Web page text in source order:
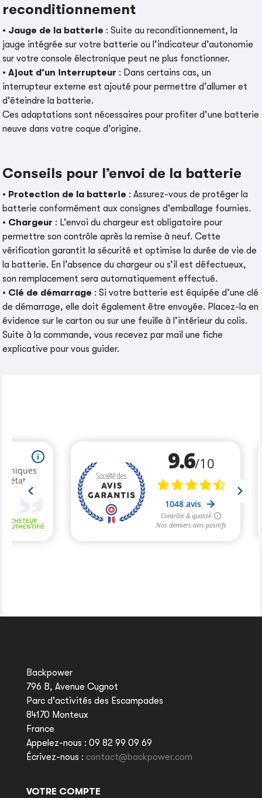
reconditionnement
• Jauge de la batterie : Suite au reconditionnement, la
jauge intégrée sur votre batterie ou l’indicateur d’autonomie
sur votre console électronique peut ne plus fonctionner.
•Ajout d’un interrupteur : Dans certains cas, un
interrupteur externe est ajouté pour permettre d’allumer et
d’éteindre la batterie.
Ces adaptations sont nécessaires pour profiter d’une batterie
neuve dans votre coque d’origine.
Conseils pour l’envoi de la batterie
• Protection de la batterie : Assurez-vous de protéger la
batterie conformément aux consignes d'emballage fournies.
• Chargeur : L’envoi du chargeur est obligatoire pour
permettre son contrôle après la remise à neuf. Cette
vérification garantit la sécurité et optimise la durée de vie de
la batterie. En l’absence du chargeur ou s’il est défectueux,
son remplacement sera automatiquement effectué.
• Clé de démarrage : Si votre batterie est équipée d’une clé
de démarrage, elle doit également être envoyée. Placez-la en
évidence sur le carton ou sur une feuille à l’intérieur du colis.
Suite à la commande, vous recevez par mail une fiche
explicative pour vous guider.
Backpower
796 B, Avenue Cugnot
Parc d'activités des Escampades
84170 Monteux
France
Appelez-nous : 09 82 99 09 69
Écrivez-nous : contact@backpower.com
VOTRE COMPTE